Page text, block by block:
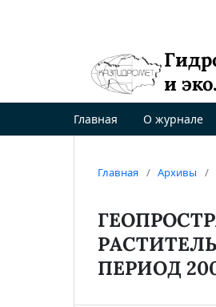
и
Главная О журнале
Главная / Архивы /
ПЕРИОД